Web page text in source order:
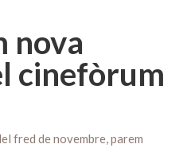
nova
cinefòrum
fred de novembre, parem